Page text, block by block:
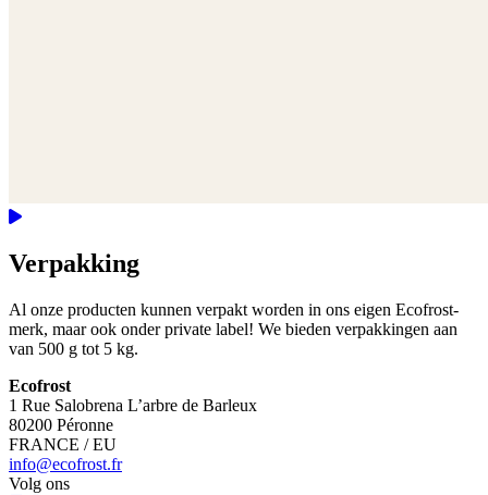
Verpakking
Al onze producten kunnen verpakt worden in ons eigen Ecofrost-
merk, maar ook onder private label! We bieden verpakkingen aan
van 500 g tot 5 kg.
Ecofrost
1 Rue Salobrena L’arbre de Barleux
80200 Péronne
FRANCE / EU
info@ecofrost.fr
Volg ons